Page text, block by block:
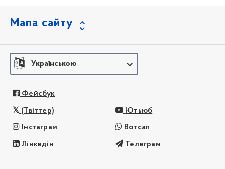
Мапа сайту
Українською
Фейсбук
(Твіттер) Ютьюб
Інстаграм Вотсап
Лінкедін Телеграм